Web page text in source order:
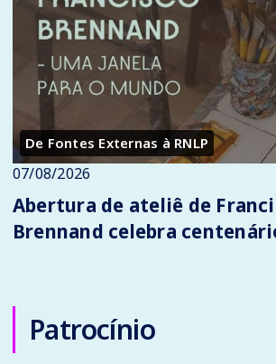
De Fontes Externas à RNLP
07/08/2026
Abertura de ateliê de
Brennand celebra
Patrocínio